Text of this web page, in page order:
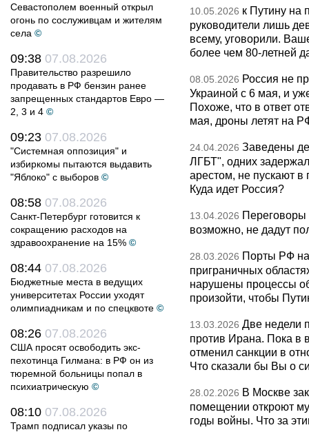
Севастополем военный открыл
огонь по сослуживцам и жителям
села ©
09:38 07.08.2026
Правительство разрешило
продавать в РФ бензин ранее
запрещенных стандартов Евро —
2, 3 и 4 ©
09:23 07.08.2026
"Системная оппозиция" и
избиркомы пытаются выдавить
"Яблоко" с выборов ©
08:58 07.08.2026
Санкт-Петербург готовится к
сокращению расходов на
здравоохранение на 15% ©
08:44 07.08.2026
Бюджетные места в ведущих
университетах России уходят
олимпиадникам и по спецквоте ©
08:26 07.08.2026
США просят освободить экс-
пехотинца Гилмана: в РФ он из
тюремной больницы попал в
психиатрическую ©
08:10 07.08.2026
Трамп подписал указы по
10.05.2026 к Путину на
руководители лишь
всему, уговорили.
более чем 80-летней
08.05.2026 Россия не
Украиной с 6 мая, и
Похоже, что в ответ
мая, дроны летят на
24.04.2026 Заведены
ЛГБТ", одних
арестом, не пускают
Куда идет Россия?
13.04.2026
возможно, не дадут
28.03.2026 Порты РФ
приграничных
нарушены процессы
произойти, чтобы
13.03.2026 Две недели
против Ирана. Пока в
отменил санкции в
Что сказали бы Вы о
28.02.2026 В Москве
помещении откроют
годы войны. Что за